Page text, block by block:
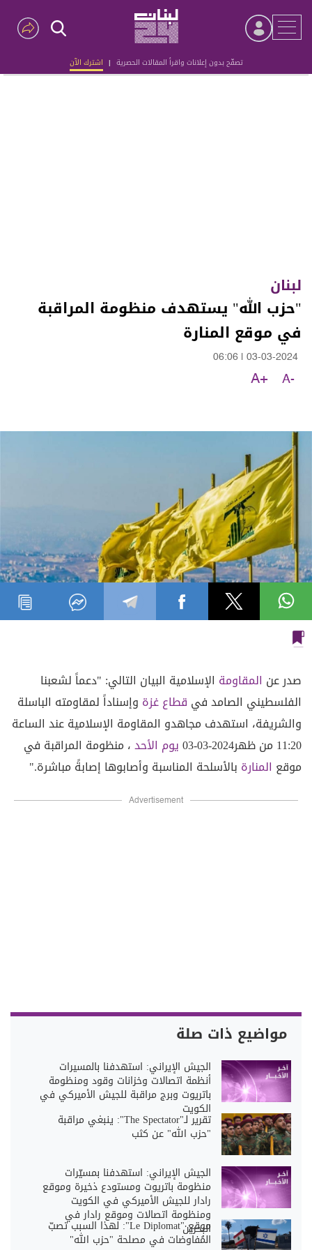
تصفّح بدون إعلانات واقرأ المقالات الحصرية | اشترك الآن
Advertisement
لبنان
"حزب الله" يستهدف منظومة ‏المراقبة
في موقع المنارة
03-03-2024
06:06
A-
A+
صدر عن المقاومة الإسلامية البيان التالي: "دعماً لشعبنا
الفلسطيني الصامد في قطاع غزة وإسناداً لمقاومته الباسلة
‌‌‌‏والشريفة، ‌‎استهدف ‌‌‏مجاهدو المقاومة الإسلامية عند الساعة
11:20 من ظهر‎ ‎
يوم الأحد03-03-2024، منظومة ‏المراقبة في
موقع المنارة بالأسلحة المناسبة وأصابوها إصابةً مباشرة."‏
Advertisement
مواضيع ذات صلة
الجيش الإيراني: استهدفنا بالمسيرات
أنظمة اتصالات وخزانات وقود ومنظومة
باتريوت وبرج مراقبة للجيش الأميركي في
الكويت
تقرير لـ"The Spectator": ينبغي مراقبة
"حزب الله" عن كثب
الجيش الإيراني: استهدفنا بمسيّرات
منظومة باتريوت ومستودع ذخيرة وموقع
رادار للجيش الأميركي في الكويت
ومنظومة اتصالات وموقع رادار في
البحرين موقع "Le Diplomat": لهذا السبب تصبّ
المُفاوضات في مصلحة "حزب الله"